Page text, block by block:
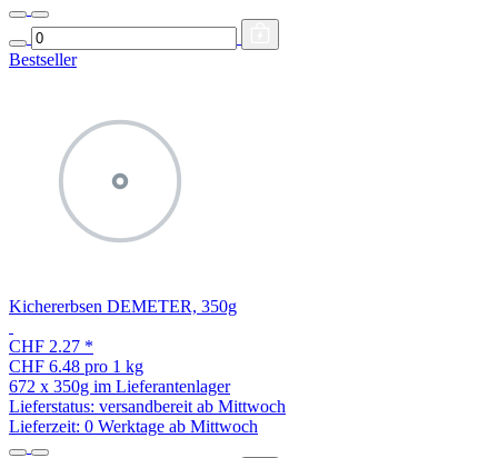
Bestseller
Kichererbsen DEMETER, 350g
CHF 2.27 *
CHF 6.48 pro 1 kg
672 x 350g im Lieferantenlager
Lieferstatus: versandbereit ab Mittwoch
Lieferzeit: 0 Werktage ab Mittwoch